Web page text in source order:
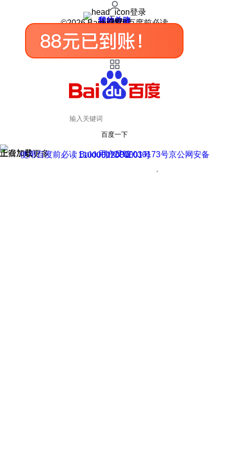
登录
我的关注
我的收藏
皮肤中心
用户反馈
设置
©2026 Baidu 使用百度前必读
百度一下
正在加载
上滑加载更多 用户反馈
使用百度前必读 Baidu 京ICP证030173号
京公网安备11000002000001号